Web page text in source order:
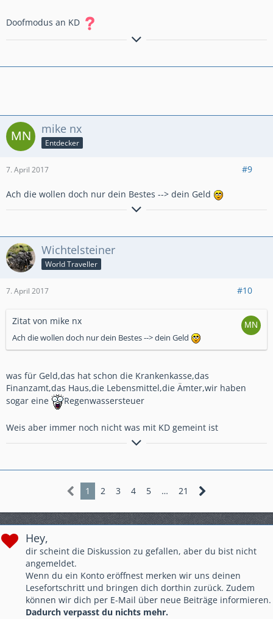
Doofmodus an KD
mike nx
Entdecker
7. April 2017 #9
Ach die wollen doch nur dein Bestes --> dein Geld
Kraft macht keinen Lärm. Sie ist da und wirkt.
Wichtelsteiner
World Traveller
7. April 2017 #10
Zitat von mike nx
Ach die wollen doch nur dein Bestes --> dein Geld
was für Geld,das hat schon die Krankenkasse,das
Finanzamt,das Haus,die Lebensmittel,die Ämter,wir haben
sogar eine
Regenwassersteuer
Weis aber immer noch nicht was mit KD gemeint ist
1 2 3 4 5 … 21
Hey,
dir scheint die Diskussion zu gefallen, aber du bist nicht
angemeldet.
Wenn du ein Konto eröffnest merken wir uns deinen
Lesefortschritt und bringen dich dorthin zurück. Zudem
können wir dich per E-Mail über neue Beiträge informieren.
Dadurch verpasst du nichts mehr.